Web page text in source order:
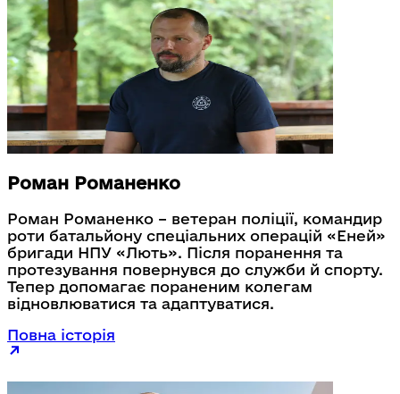
Роман Романенко
Роман Романенко – ветеран поліції, командир
роти батальйону спеціальних операцій «Еней»
бригади НПУ «Лють». Після поранення та
протезування повернувся до служби й спорту.
Тепер допомагає пораненим колегам
відновлюватися та адаптуватися.
Повна історія